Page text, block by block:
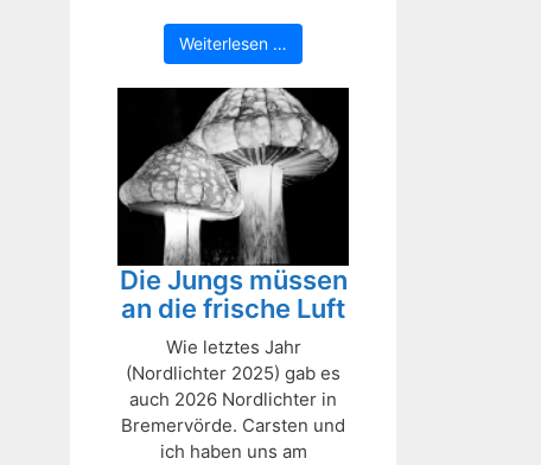
Weiterlesen …
Die Jungs müssen
an die frische Luft
Wie letztes Jahr
(Nordlichter 2025) gab es
auch 2026 Nordlichter in
Bremervörde. Carsten und
ich haben uns am